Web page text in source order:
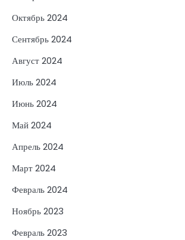
Октябрь 2024
Сентябрь 2024
Август 2024
Июль 2024
Июнь 2024
Май 2024
Апрель 2024
Март 2024
Февраль 2024
Ноябрь 2023
Февраль 2023